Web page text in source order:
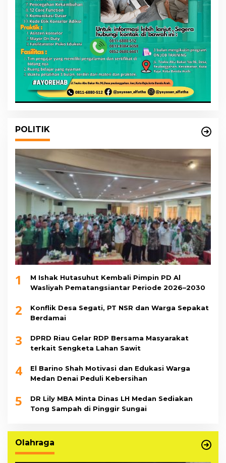
POLITIK
1
M Ishak Hutasuhut Kembali Pimpin PD Al
Wasliyah Pematangsiantar Periode 2026–2030
2
Konflik Desa Segati, PT NSR dan Warga Sepakat
Berdamai
3
DPRD Riau Gelar RDP Bersama Masyarakat
terkait Sengketa Lahan Sawit
4
El Barino Shah Motivasi dan Edukasi Warga
Medan Denai Peduli Kebersihan
5
DR Lily MBA Minta Dinas LH Medan Sediakan
Tong Sampah di Pinggir Sungai
Olahraga